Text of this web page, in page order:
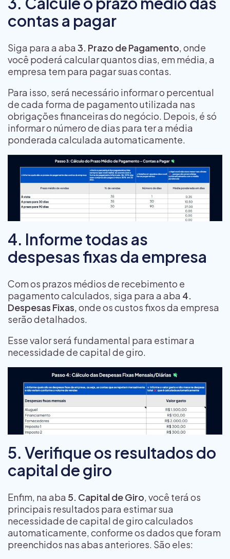
contas a pagar
Siga para a aba3. Prazo de Pagamento, onde
você poderá calcular quantos dias, em média, a
empresa tem para pagar suas contas.
Para isso, será necessário informar o percentual
de cada forma de pagamento utilizada nas
obrigações financeiras do negócio. Depois, é só
informar o número de dias para ter a média
ponderada calculada automaticamente.
4. Informe todas as
despesas fixas da empresa
Com os prazos médios de recebimento e
pagamento calculados, siga para a aba 4.
Despesas Fixas, onde os custos fixos da empresa
serão detalhados.
Esse valor será fundamental para estimar a
necessidade de capital de giro.
5. Verifique os resultados do
capital de giro
Enfim, na aba 5. Capital de Giro, você terá os
principais resultados para estimar sua
necessidade de capital de giro calculados
automaticamente, conforme os dados que foram
preenchidos nas abas anteriores. São eles: